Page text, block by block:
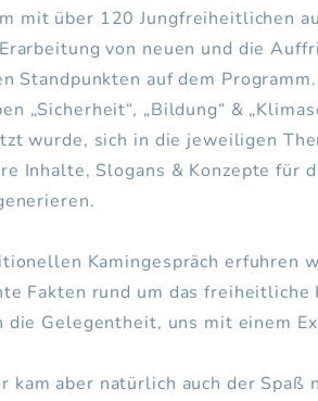
mit über 120 Jungfreiheitlichen
von neuen und die
Standpunkten auf dem
„Sicherheit“, „Bildung“ &
wurde, sich in die jeweiligen
Inhalte, Slogans & Konzepte für
Kamingespräch erfuhren
Fakten rund um das
die Gelegentheit, uns mit einem
kam aber natürlich auch der Spaß